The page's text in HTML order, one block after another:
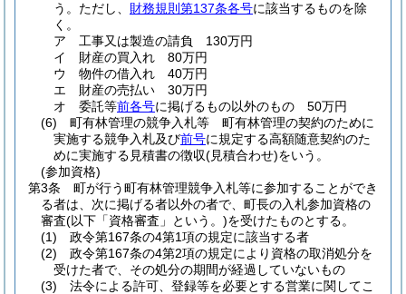
う。 ただし、 財務規則第137条各号に該当するものを除
く。
ア
工事又は製造の請負 130万円
イ
財産の買入れ 80万円
ウ
物件の借入れ 40万円
エ
財産の売払い 30万円
オ
委託等前各号に掲げるもの以外のもの 50万円
(6)
町有林管理の競争入札等 町有林管理の契約のために
実施する競争入札及び前号に規定する高額随意契約のた
めに実施する見積書の徴収(見積合わせ)をいう。
(参加資格)
第3条
町が行う町有林管理競争入札等に参加することができ
る者は、次に掲げる者以外の者で、町長の入札参加資格の
審査(以下「資格審査」という。)を受けたものとする。
(1)
政令第167条の4第1項の規定に該当する者
(2)
政令第167条の4第2項の規定により資格の取消処分を
受けた者で、その処分の期間が経過していないもの
(3)
法令による許可、登録等を必要とする営業に関してこ